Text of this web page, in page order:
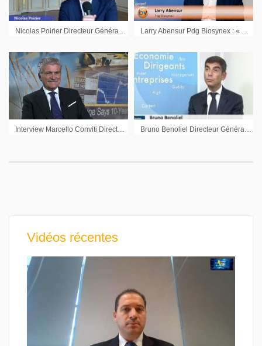
Nicolas Poirier Directeur Général Ose Immunotherapeutics : « On s’appuie beaucoup sur ce nouvel accord avec AbbVie » Larry Abensur Pdg Biosynex : « Nous voulons être un acteur mondial dans ce domaine »
Vidéos récentes